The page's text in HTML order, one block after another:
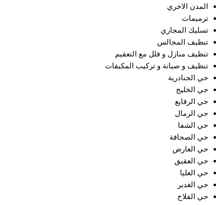
المدن الاخري
ترميمات
تسليك المجاري
تنظيف المجالس
تنظيف منازل و فلل مع التعقيم
تنظيف و صيانة و تركيب المكيفات
حي الجنادرية
حي الخليج
حي الرفايع
حي الرمال
حي الشفا
حي الصحافة
حي العارض
حي العقيق
حي العليا
حي الغدير
حي الفلاح